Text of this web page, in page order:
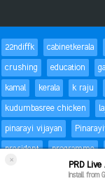
×
PRD Live
Install from
22ndiffk cabinetkerala
crushing
education
kamal
kerala k raju
kudumbasree chicken
pinarayi vijayan
president
programme
status